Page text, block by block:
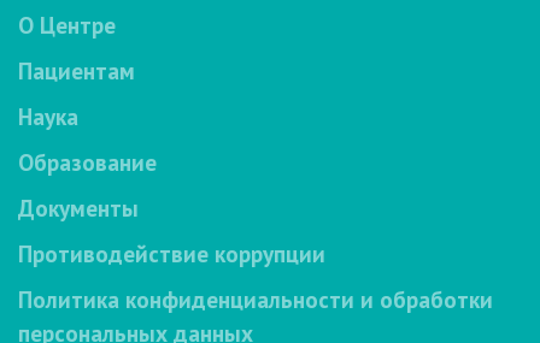
О Центре
Пациентам
Наука
Образование
Документы
Противодействие коррупции
Политика конфиденциальности и обработки
персональных данных